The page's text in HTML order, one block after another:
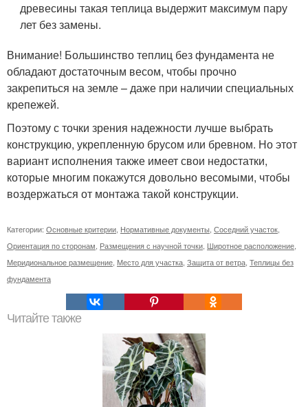
древесины такая теплица выдержит максимум пару
лет без замены.
Внимание! Большинство теплиц без фундамента не
обладают достаточным весом, чтобы прочно
закрепиться на земле – даже при наличии специальных
крепежей.
Поэтому с точки зрения надежности лучше выбрать
конструкцию, укрепленную брусом или бревном. Но этот
вариант исполнения также имеет свои недостатки,
которые многим покажутся довольно весомыми, чтобы
воздержаться от монтажа такой конструкции.
Категории: Основные критерии Нормативные документы Соседний участок
Ориентация по сторонам Размещения с научной точки Широтное расположение
Меридиональное размещение Место для участка Защита от ветра Теплицы без
фундамента
Читайте также